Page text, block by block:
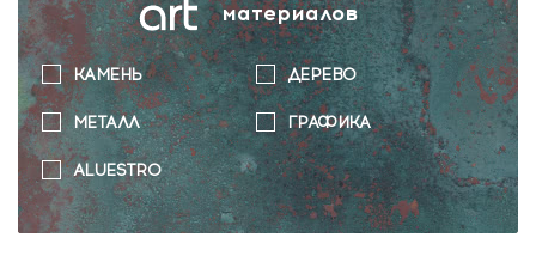
материалов
КАМЕНЬ ДЕРЕВО
МЕТАЛЛ ГРАФИКА
ALUESTRO